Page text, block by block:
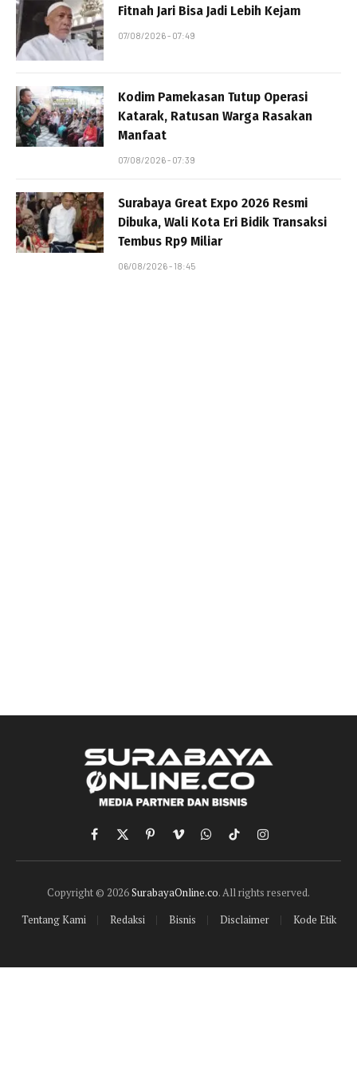
Fitnah Jari Bisa Jadi Lebih Kejam
07/08/2026 - 07:49
Kodim Pamekasan Tutup Operasi
Katarak, Ratusan Warga Rasakan
Manfaat
07/08/2026 - 07:39
Surabaya Great Expo 2026 Resmi
Dibuka, Wali Kota Eri Bidik Transaksi
Tembus Rp9 Miliar
06/08/2026 - 18:45
Facebook
X
(Twitter)
PinterestVimeoWhatsApp
TikTokInstagram
Copyright © 2026SurabayaOnline.co. All rights reserved.
Tentang Kami
Redaksi Bisnis Disclaimer Kode Etik